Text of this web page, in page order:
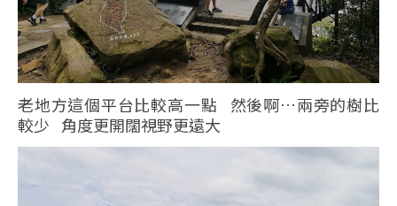
老地方這個平台比較高一點 然後啊…兩旁的樹比
較少 角度更開闊視野更遠大